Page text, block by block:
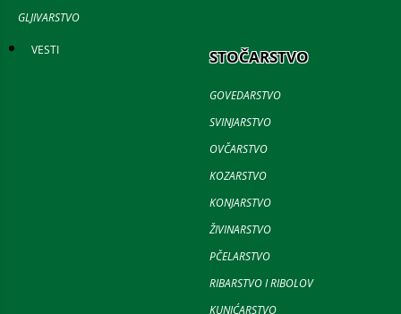
GLJIVARSTVO
VESTI STOČARSTVO
GOVEDARSTVO
SVINJARSTVO
OVČARSTVO
KOZARSTVO
KONJARSTVO
ŽIVINARSTVO
PČELARSTVO
RIBARSTVO I RIBOLOV
KUNIĆARSTVO